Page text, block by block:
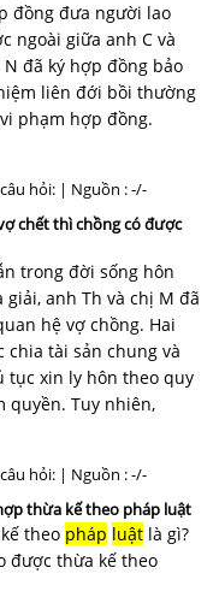
đồng đưa người lao
ngoài giữa anh C và
N đã ký hợp đồng bảo
liên đới bồi thường
phạm hợp đồng.
hỏi: | Nguồn : -/-
chết thì chồng có được
trong đời sống hôn
anh Th và chị M đã
hệ vợ chồng. Hai
chia tài sản chung và
tục xin ly hôn theo quy
quyền. Tuy nhiên,
hỏi: | Nguồn : -/-
thừa kế theo pháp luật
theo pháp luật là gì?
được thừa kế theo